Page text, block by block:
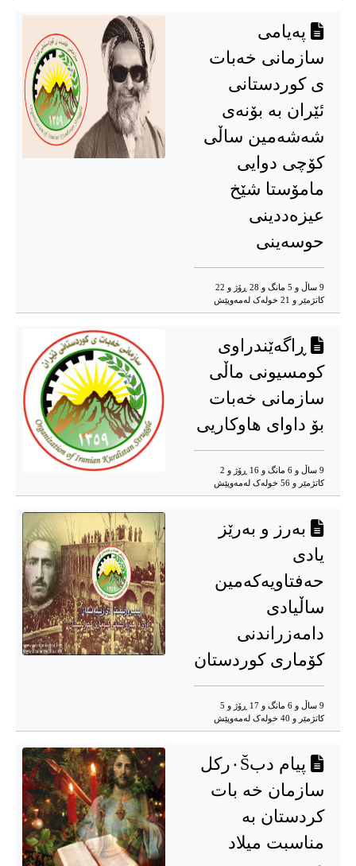
پەیامی
سازمانی خەبات
ی کوردستانی
ئێران بە بۆنەی
شه‌شه‌مین ساڵی
کۆچی دوایی
مامۆستا شێخ
عیزەددینی
حوسەینی
9 ساڵ و 5 مانگ و 28 ڕۆژ و 22
کاتژمێر و 21 خوله‌ک له‌مه‌وپێش‌
ڕاگەێندراوی
کومسیونی ماڵی
سازمانی خەبات
بۆ داوای هاوکاریی
9 ساڵ و 6 مانگ و 16 ڕۆژ و 2
کاتژمێر و 56 خوله‌ک له‌مه‌وپێش‌
بەرز و بەرێز
یادی
حەفتاویەکەمین
ساڵیادی
دامەزراندنی
کۆماری کوردستان
9 ساڵ و 6 مانگ و 17 ڕۆژ و 5
کاتژمێر و 40 خوله‌ک له‌مه‌وپێش‌
پیام دب٠Šرکل
سازمان خه بات
کردستان به‌
مناسبت میلاد